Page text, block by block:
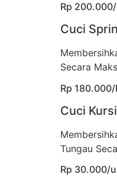
Rp
Cuci
Secara
Rp
Cuci
Tungau
Rp 30.000/